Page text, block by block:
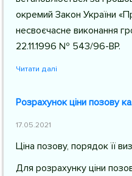
окремий Закон України
несвоєчасне виконання
22.11.1996 № 543/96-ВР.
Читати далі
Розрахунок ціни позову
17.05.2021
Ціна позову, порядок її
Для розрахунку ціни